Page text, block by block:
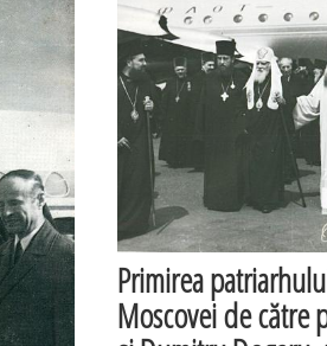
Primirea
Moscovei de către